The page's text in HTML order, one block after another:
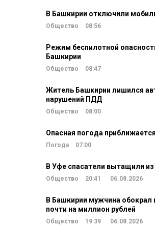
В Башкирии отключили
Общество 08:56
Режим беспилотной
Башкирии
Общество 08:47
Житель Башкирии лишился
нарушений ПДД
Общество 08:00
Опасная погода
Погода 07:00
В Уфе спасатели вытащили
Общество 20:41 06.08.2026
В Башкирии мужчина обокрал
почти на миллион рублей
Общество 19:39 06.08.2026